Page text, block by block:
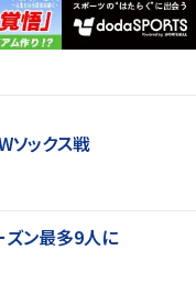
ソックス戦
ズン最多9人に